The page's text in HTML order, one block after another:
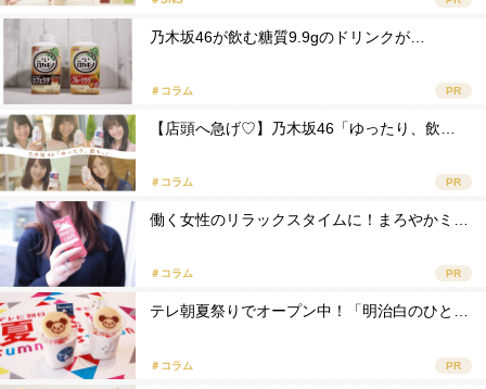
乃木坂46が飲む糖質9.9gのドリンクが…
＃コラム PR
【店頭へ急げ♡】乃木坂46「ゆったり、飲…
＃コラム PR
働く女性のリラックスタイムに！まろやかミ…
＃コラム PR
テレ朝夏祭りでオープン中！「明治白のひと…
＃コラム PR